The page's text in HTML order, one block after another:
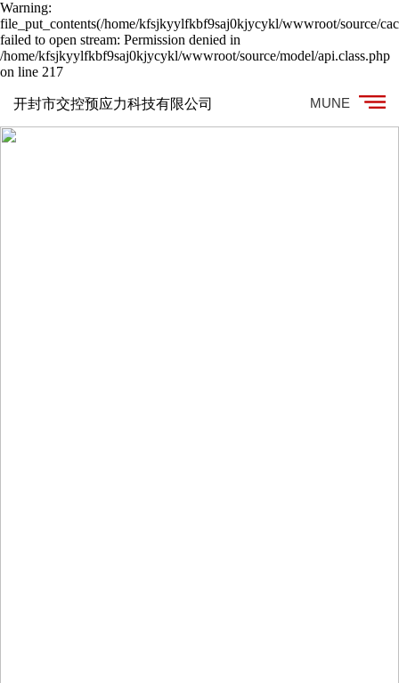
Warning:
file_put_contents(/home/kfsjkyylfkbf9saj0kjycykl/wwwroot/source/
failed to open stream: Permission denied in
/home/kfsjkyylfkbf9saj0kjycykl/wwwroot/source/model/api.class.php
on line 217
开封市交控预应力科技有限公司 MUNE